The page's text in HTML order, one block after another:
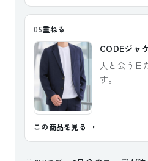
05重ねる
CODEジャ
人と会う日
す。
この商品を見る